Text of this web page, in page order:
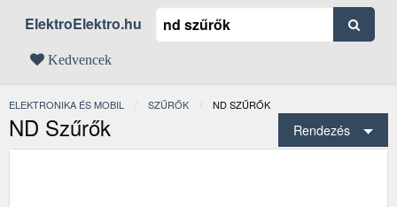
ElektroElektro.hu
Kedvencek
ELEKTRONIKA ÉS MOBIL SZŰRŐK JELENLEGI:
ND SZŰRŐK
ND Szűrők Rendezés